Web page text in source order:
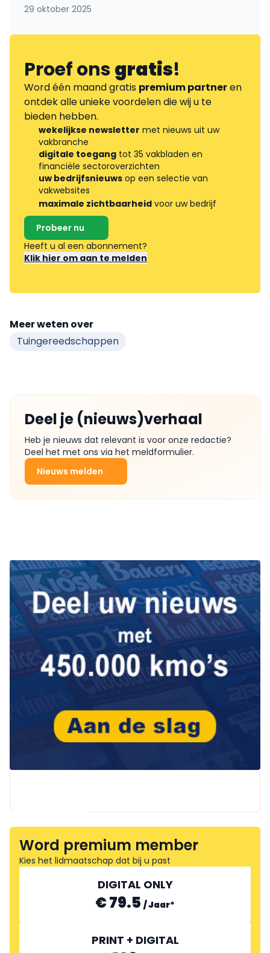
29 oktober 2025
Proef onsgratis!
Word één maand gratis premium partneren
ontdek alle unieke voordelen die wij u te
bieden hebben.
wekelijkse newsletter met nieuws uit uw
vakbranche
digitale toegang tot 35 vakbladen en
financiële sectoroverzichten
uw bedrijfsnieuws op een selectie van
vakwebsites
maximale zichtbaarheid voor uw bedrijf
Probeer nu
Heeft u al een abonnement?
Klik hier om aan te melden
Meer weten over
Tuingereedschappen
Deel je (nieuws)verhaal
Heb je nieuws dat relevant is voor onze redactie?
Deel het met ons via het meldformulier.
Nieuws melden
Word premium member
Kies het lidmaatschap dat bij u past
DIGITAL ONLY
€ 79.5 /Jaar*
PRINT + DIGITAL